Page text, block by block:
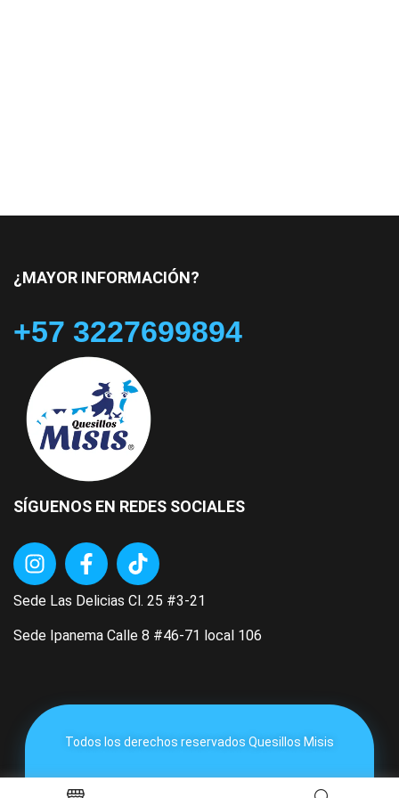
¿MAYOR INFORMACIÓN?
+57 3227699894
SÍGUENOS EN REDES SOCIALES
Sede Las Delicias Cl. 25 #3-21
Sede Ipanema Calle 8 #46-71 local 106
Todos los derechos reservados Quesillos Misis